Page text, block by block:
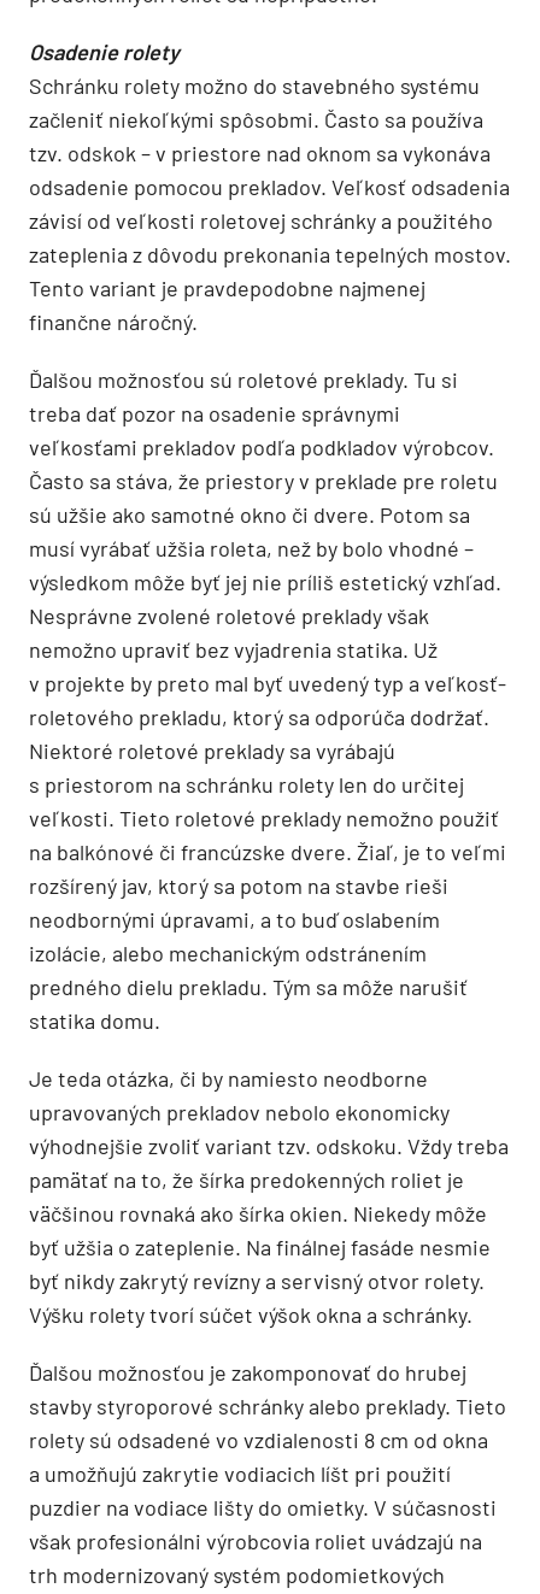
Osadenie rolety
Schránku rolety možno do stavebného systému
začleniť niekoľkými spôsobmi. Často sa používa
tzv. odskok – v priestore nad oknom sa vykonáva
odsadenie pomocou prekladov. Veľkosť odsadenia
závisí od veľkosti roletovej schránky a použitého
zateplenia z dôvodu prekonania tepelných mostov.
Tento variant je pravdepodobne najmenej
finančne náročný.
Ďalšou možnosťou sú roletové preklady. Tu si
treba dať pozor na osadenie správnymi
veľkosťami prekladov podľa podkladov výrobcov.
Často sa stáva, že priestory v preklade pre roletu
sú užšie ako samotné okno či dvere. Potom sa
musí vyrábať užšia roleta, než by bolo vhodné –
výsledkom môže byť jej nie príliš estetický vzhľad.
Nesprávne zvolené roletové preklady však
nemožno upraviť bez vyjadrenia statika. Už
v projekte by preto mal byť uvedený typ a veľkosť­
roletového prekladu, ktorý sa odporúča dodržať.
Niektoré roletové preklady sa vyrábajú
s priestorom na schránku rolety len do určitej
veľkosti. Tieto roletové preklady nemožno použiť
na balkónové či francúzske dvere. Žiaľ, je to veľmi
rozšírený jav, ktorý sa potom na stavbe rieši
neodbornými úpravami, a to buď oslabením
izolácie, alebo mechanickým odstránením
predného dielu prekladu. Tým sa môže narušiť
statika domu.
Je teda otázka, či by namiesto neodborne
upravovaných prekladov nebolo ekonomicky
výhodnejšie zvoliť variant tzv. odskoku. Vždy treba
pamätať na to, že šírka predokenných roliet je
väčšinou rovnaká ako šírka okien. Niekedy môže
byť užšia o zateplenie. Na finálnej fasáde nesmie
byť nikdy zakrytý revízny a servisný otvor rolety.
Výšku rolety tvorí súčet výšok okna a schránky.
Ďalšou možnosťou je zakomponovať do hrubej
stavby styroporové schránky alebo preklady. Tieto
rolety sú odsadené vo vzdialenosti 8 cm od okna
a umožňujú zakrytie vodiacich líšt pri použití
puzdier na vodiace lišty do omietky. V súčasnosti
však profesionálni výrobcovia roliet uvádzajú na
trh modernizovaný systém podomietkových